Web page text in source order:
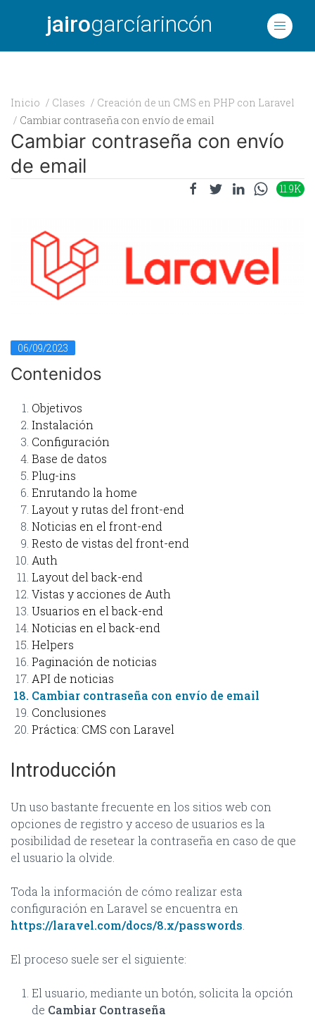
jairogarcíarincón
Inicio Clases
Creación de un CMS en PHP con Laravel
Cambiar contraseña con envío de email
Cambiar contraseña con envío
de email
11.9K
06/09/2023
Contenidos
Objetivos
Instalación
Configuración
Base de datos
Plug-ins
Enrutando la home
Layout y rutas del front-end
Noticias en el front-end
Resto de vistas del front-end
Auth
Layout del back-end
Vistas y acciones de Auth
Usuarios en el back-end
Noticias en el back-end
Helpers
Paginación de noticias
API de noticias
Cambiar contraseña con envío de email
Conclusiones
Práctica: CMS con Laravel
Introducción
Un uso bastante frecuente en los sitios web con
opciones de registro y acceso de usuarios es la
posibilidad de resetear la contraseña en caso de que
el usuario la olvide.
Toda la información de cómo realizar esta
configuración en Laravel se encuentra en
https://laravel.com/docs/8.x/passwords
El proceso suele ser el siguiente:
El usuario, mediante un botón, solicita la opción
de Cambiar Contraseña